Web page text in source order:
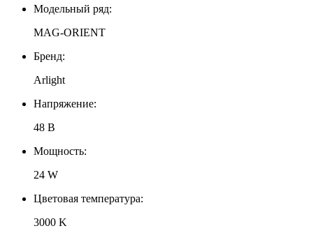
Модельный ряд:
MAG-ORIENT
Бренд:
Arlight
Напряжение:
48 В
Мощность:
24 W
Цветовая температура:
3000 K